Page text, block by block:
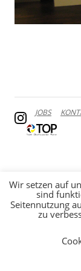
JOBS
Wir setzen auf
sind
Seitennutzung
zu